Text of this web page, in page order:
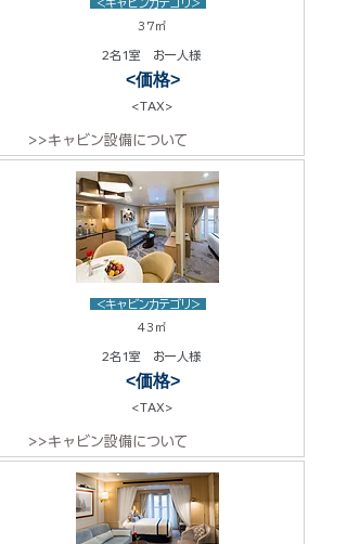
<キャビンカテゴリ>
37㎡
2名1室 お一人様
<価格>
<TAX>
>>キャビン設備について
<キャビンカテゴリ>
43㎡
2名1室 お一人様
<価格>
<TAX>
>>キャビン設備について